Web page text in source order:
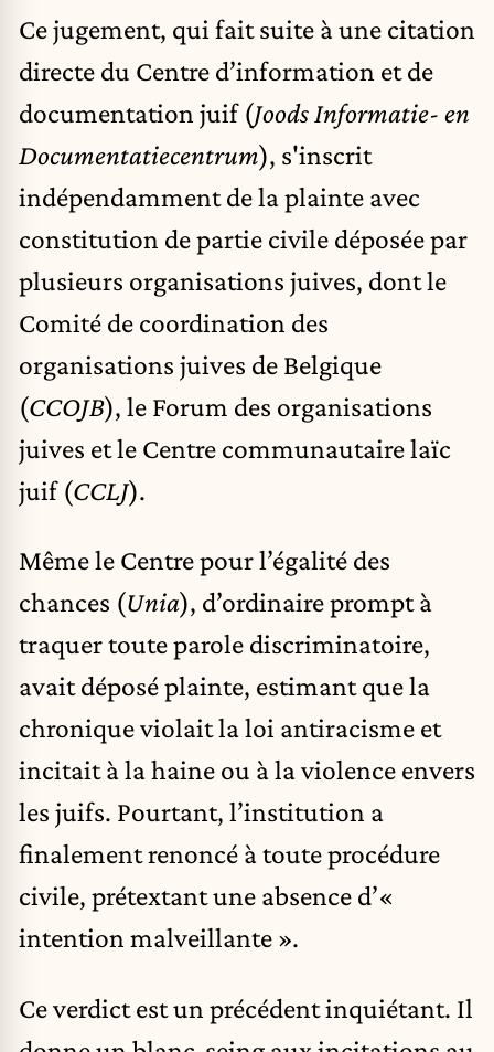
Ce jugement, qui fait suite à une citation
directe du Centre d’information et de
documentation juif (Joods Informatie- en
Documentatiecentrum), s'inscrit
indépendamment de la plainte avec
constitution de partie civile déposée par
plusieurs organisations juives, dont le
Comité de coordination des
organisations juives de Belgique
(CCOJB), le Forum des organisations
juives et le Centre communautaire laïc
juif (CCLJ).
Même le Centre pour l’égalité des
chances (Unia), d’ordinaire prompt à
traquer toute parole discriminatoire,
avait déposé plainte, estimant que la
chronique violait la loi antiracisme et
incitait à la haine ou à la violence envers
les juifs. Pourtant, l’institution a
finalement renoncé à toute procédure
civile, prétextant une absence d’«
intention malveillante ».
Ce verdict est un précédent inquiétant. Il